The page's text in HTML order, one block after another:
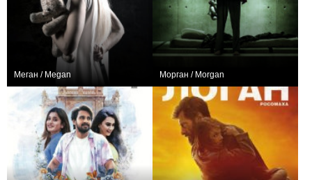
Меган / Megan Морган / Morgan